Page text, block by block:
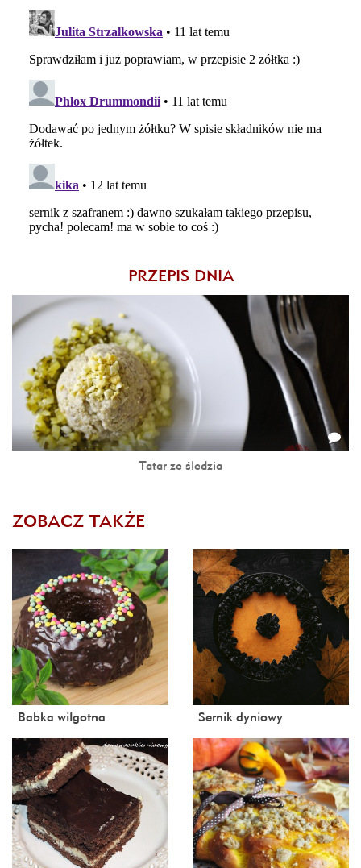
PRZEPIS DNIA
Tatar ze śledzia
ZOBACZ TAKŻE
Babka wilgotna Sernik dyniowy